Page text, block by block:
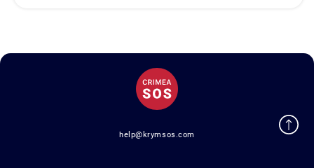
help@krymsos.com